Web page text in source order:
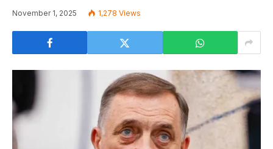
November 1, 2025 1,278 Views